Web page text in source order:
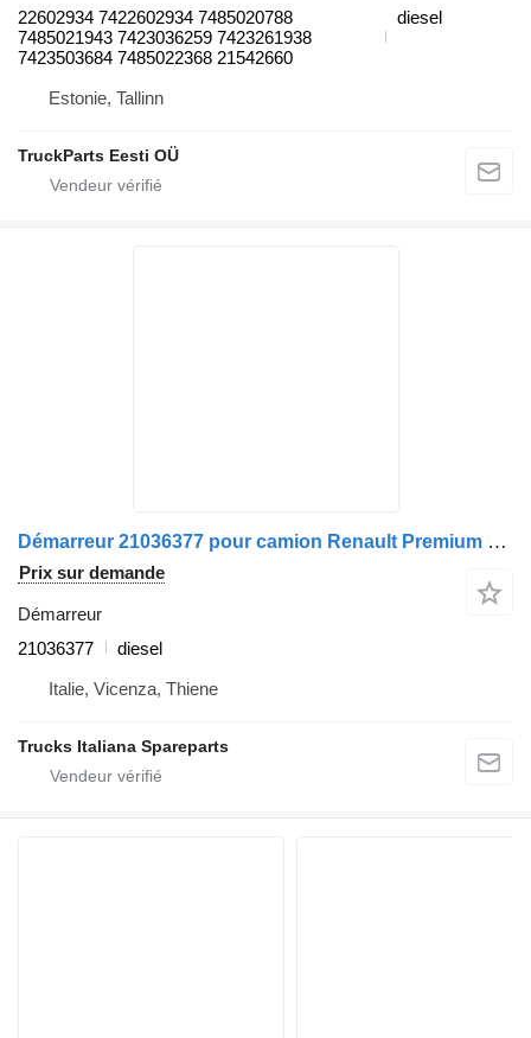
22602934 7422602934 7485020788
7485021943 7423036259 7423261938
7423503684 7485022368 21542660
diesel
Estonie, Tallinn
TruckParts Eesti OÜ
Démarreur 21036377 pour camion Renault Premium 2005>2013
Prix sur demande
Démarreur
21036377
diesel
Italie, Vicenza, Thiene
Trucks Italiana Spareparts